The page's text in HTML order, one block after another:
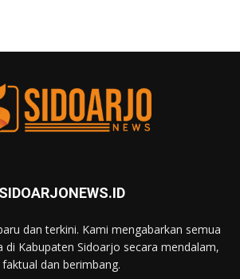
SIDOARJONEWS.ID
dan terkini. Kami mengabarkan semua
di Kabupaten Sidoarjo secara mendalam,
faktual dan berimbang.